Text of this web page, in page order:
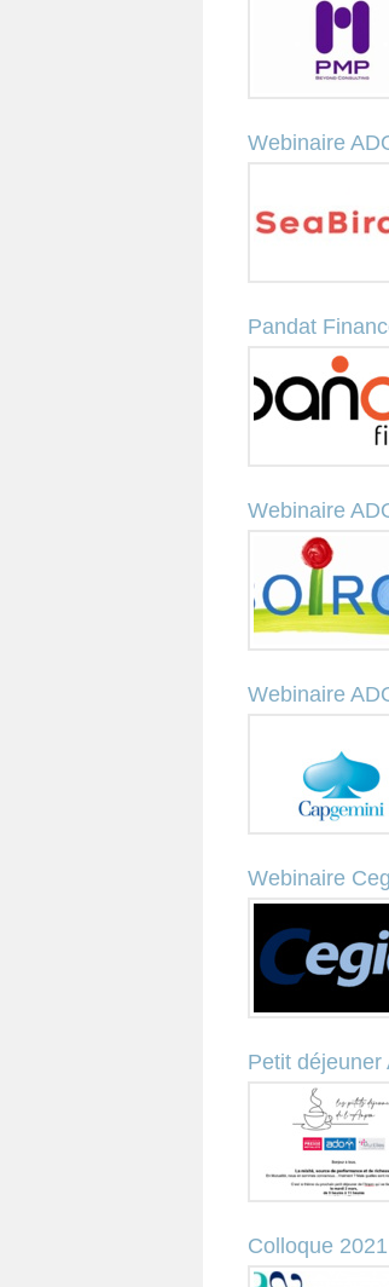
Webinaire
Pandat
Webinaire
Webinaire
Webinaire
Petit déjeuner
Colloque